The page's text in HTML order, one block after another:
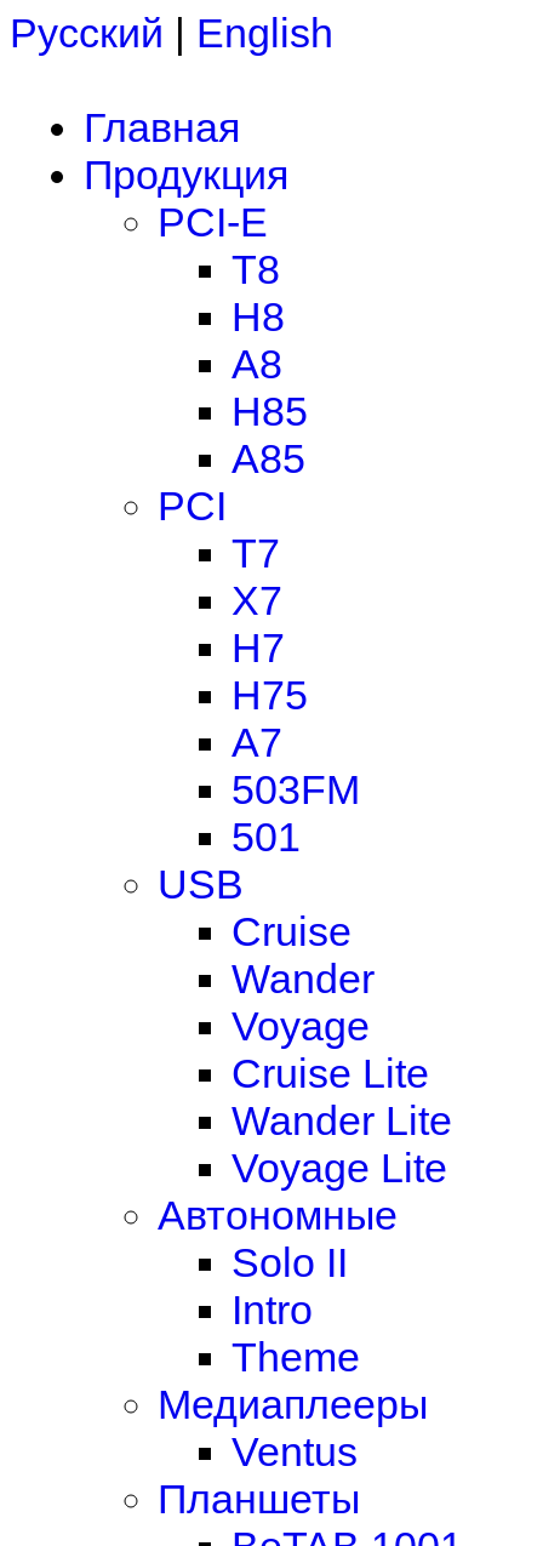
Русский | English
Главная
Продукция
PCI-E
T8
H8
A8
H85
A85
PCI
T7
X7
H7
H75
A7
503FM
501
USB
Cruise
Wander
Voyage
Cruise Lite
Wander Lite
Voyage Lite
Автономные
Solo II
Intro
Theme
Медиаплееры
Ventus
Планшеты